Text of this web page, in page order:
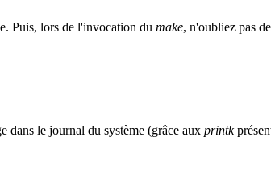
Puis, lors de l'invocation du make, n'oubliez pas
dans le journal du système (grâce aux printk